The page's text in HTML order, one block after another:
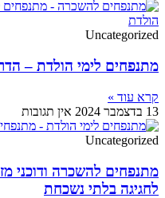
Uncategorized
מתנפחים לימי הולדת –
קרא עוד »
13 בדצמבר 2024
אין תגובות
Uncategorized
מתנפחים להשכרה ודוכני
לחגיגה בלתי נשכחת